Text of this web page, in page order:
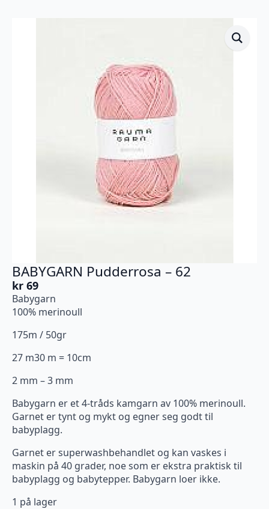
BABYGARN Pudderrosa – 62
kr 69
Babygarn
100% merinoull
175m / 50gr
27 m30 m = 10cm
2 mm – 3 mm
Babygarn er et 4-tråds kamgarn av 100% merinoull.
Garnet er tynt og mykt og egner seg godt til
babyplagg.
Garnet er superwashbehandlet og kan vaskes i
maskin på 40 grader, noe som er ekstra praktisk til
babyplagg og babytepper. Babygarn loer ikke.
1 på lager